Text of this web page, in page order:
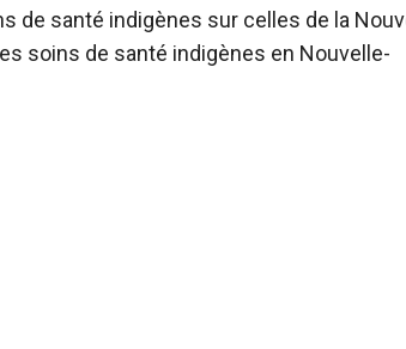
de santé indigènes sur celles de la
soins de santé indigènes en Nouvelle-